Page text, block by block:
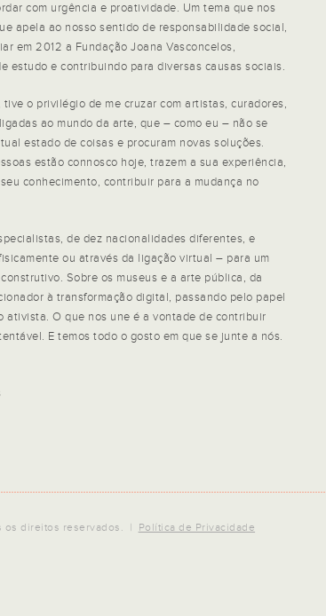
com urgência e proatividade. Um tema que nos
apela ao nosso sentido de responsabilidade social,
em 2012 a Fundação Joana Vasconcelos,
estudo e contribuindo para diversas causas sociais.
tive o privilégio de me cruzar com artistas, curadores,
ao mundo da arte, que – como eu – não se
estado de coisas e procuram novas soluções.
estão connosco hoje, trazem a sua experiência,
conhecimento, contribuir para a mudança no
de dez nacionalidades diferentes, e
ou através da ligação virtual – para um
Sobre os museus e a arte pública, da
à transformação digital, passando pelo papel
ativista. O que nos une é a vontade de contribuir
E temos todo o gosto em que se junte a nós.
os direitos reservados. | Política de Privacidade